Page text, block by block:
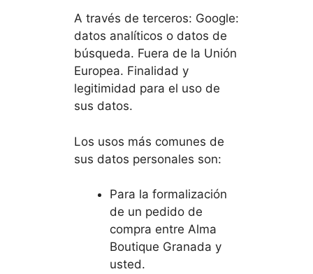
A través de terceros: Google:
datos analíticos o datos de
búsqueda. Fuera de la Unión
Europea. Finalidad y
legitimidad para el uso de
sus datos.
Los usos más comunes de
sus datos personales son:
Para la formalización
de un pedido de
compra entre Alma
Boutique Granada y
usted.